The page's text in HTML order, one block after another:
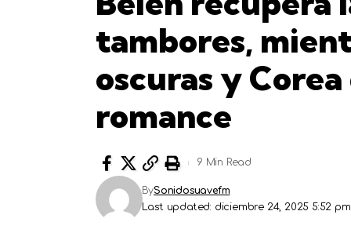
tambores,
oscuras y
romance
Last updated: diciembre 24, 2025 5:52 pm
BySonidosuavefm
9 Min Read